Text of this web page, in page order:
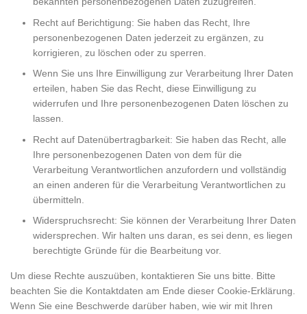
Recht auf Berichtigung: Sie haben das Recht, Ihre
personenbezogenen Daten jederzeit zu ergänzen, zu
korrigieren, zu löschen oder zu sperren.
Wenn Sie uns Ihre Einwilligung zur Verarbeitung Ihrer Daten
erteilen, haben Sie das Recht, diese Einwilligung zu
widerrufen und Ihre personenbezogenen Daten löschen zu
lassen.
Recht auf Datenübertragbarkeit: Sie haben das Recht, alle
Ihre personenbezogenen Daten von dem für die
Verarbeitung Verantwortlichen anzufordern und vollständig
an einen anderen für die Verarbeitung Verantwortlichen zu
übermitteln.
Widerspruchsrecht: Sie können der Verarbeitung Ihrer Daten
widersprechen. Wir halten uns daran, es sei denn, es liegen
berechtigte Gründe für die Bearbeitung vor.
Um diese Rechte auszuüben, kontaktieren Sie uns bitte. Bitte
beachten Sie die Kontaktdaten am Ende dieser Cookie-Erklärung.
Wenn Sie eine Beschwerde darüber haben, wie wir mit Ihren